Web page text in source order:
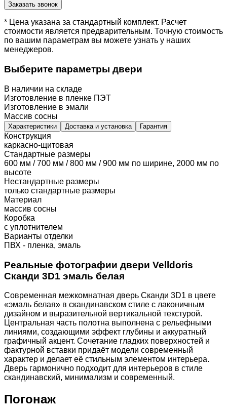
Заказать звонок
* Цена указана за стандартный комплект. Расчет
стоимости является предварительным. Точную стоимость
по вашим параметрам вы можете узнать у наших
менеджеров.
Выберите параметры двери
В наличии на складе
Изготовление в пленке ПЭТ
Изготовление в эмали
Массив сосны
Характеристики Доставка и установка Гарантия
Конструкция
каркасно-щитовая
Стандартные размеры
600 мм / 700 мм / 800 мм / 900 мм по ширине, 2000 мм по
высоте
Нестандартные размеры
только стандартные размеры
Материал
массив сосны
Коробка
с уплотнителем
Варианты отделки
ПВХ - пленка, эмаль
Реальные фотографии двери Velldoris
Сканди 3D1 эмаль белая
Современная межкомнатная дверь Сканди 3D1 в цвете
«эмаль белая» в скандинавском стиле с лаконичным
дизайном и выразительной вертикальной текстурой.
Центральная часть полотна выполнена с рельефными
линиями, создающими эффект глубины и аккуратный
графичный акцент. Сочетание гладких поверхностей и
фактурной вставки придаёт модели современный
характер и делает её стильным элементом интерьера.
Дверь гармонично подходит для интерьеров в стиле
скандинавский, минимализм и современный.
Погонаж